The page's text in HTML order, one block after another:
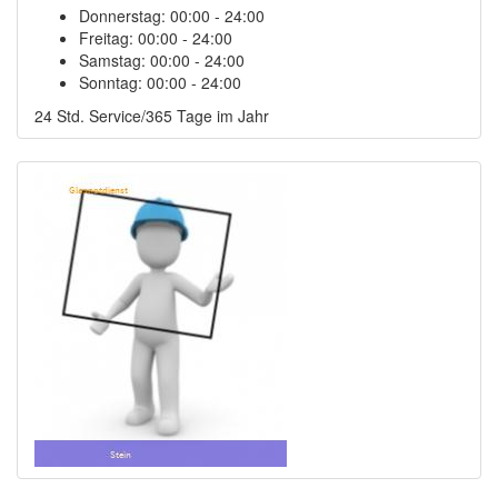
Donnerstag: 00:00 - 24:00
Freitag: 00:00 - 24:00
Samstag: 00:00 - 24:00
Sonntag: 00:00 - 24:00
24 Std. Service/365 Tage im Jahr